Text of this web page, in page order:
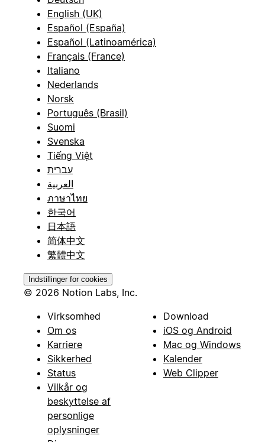
English (UK)
Español (España)
Español (Latinoamérica)
Français (France)
Italiano
Nederlands
Norsk
Português (Brasil)
Suomi
Svenska
Tiếng Việt
עברית
العربية
ภาษาไทย
한국어
日本語
简体中文
繁體中文
Indstillinger for cookies
© 2026 Notion Labs, Inc.
Virksomhed
Om os
Karriere
Sikkerhed
Status
Vilkår og
beskyttelse af
personlige
oplysninger
Download
iOS og Android
Mac og Windows
Kalender
Web Clipper